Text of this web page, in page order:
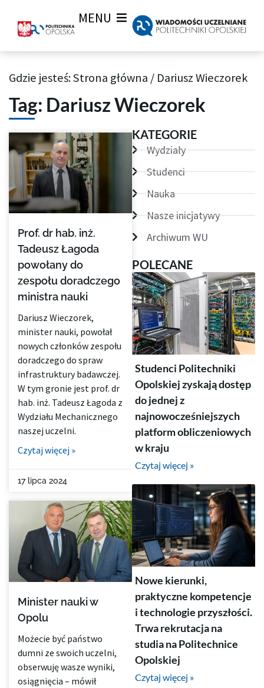
MENU
Archiwum Tagów aktualności Wiadomości uczelnianych
Gdzie jesteś:Strona główna / Dariusz Wieczorek
Tag: Dariusz Wieczorek
Prof. dr hab. inż.
Tadeusz Łagoda
powołany do
zespołu doradczego
ministra nauki
Dariusz Wieczorek,
minister nauki, powołał
nowych członków zespołu
doradczego do spraw
infrastruktury badawczej.
W tym gronie jest prof. dr
hab. inż. Tadeusz Łagoda z
Wydziału Mechanicznego
naszej uczelni.
Czytaj więcej »
17 lipca 2024
Minister nauki w
Opolu
Możecie być państwo
dumni ze swoich uczelni,
obserwuję wasze wyniki,
osiągnięcia – mówił
KATEGORIE
Wydziały
Studenci
Nauka
Nasze inicjatywy
Archiwum WU
POLECANE
Studenci Politechniki
Opolskiej zyskają dostęp
do jednej z
najnowocześniejszych
platform obliczeniowych
w kraju
Czytaj więcej »
Nowe kierunki,
praktyczne kompetencje
i technologie przyszłości.
Trwa rekrutacja na
studia na Politechnice
Opolskiej
Czytaj więcej »